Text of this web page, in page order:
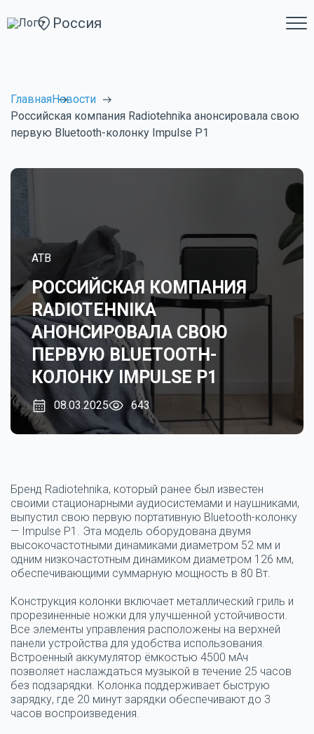
Россия
ГлавнаяНовости
Российская компания Radiotehnika анонсировала свою
первую Bluetooth-колонку Impulse P1
ATB
РОССИЙСКАЯ КОМПАНИЯ
RADIOTEHNIKA
АНОНСИРОВАЛА СВОЮ
ПЕРВУЮ BLUETOOTH-
КОЛОНКУ IMPULSE P1
08.03.2025 643
Бренд Radiotehnika, который ранее был известен
своими стационарными аудиосистемами и наушниками,
выпустил свою первую портативную Bluetooth-колонку
— Impulse P1. Эта модель оборудована двумя
высокочастотными динамиками диаметром 52 мм и
одним низкочастотным динамиком диаметром 126 мм,
обеспечивающими суммарную мощность в 80 Вт.
Конструкция колонки включает металлический гриль и
прорезиненные ножки для улучшенной устойчивости.
Все элементы управления расположены на верхней
панели устройства для удобства использования.
Встроенный аккумулятор ёмкостью 4500 мАч
позволяет наслаждаться музыкой в течение 25 часов
без подзарядки. Колонка поддерживает быструю
зарядку, где 20 минут зарядки обеспечивают до 3
часов воспроизведения.